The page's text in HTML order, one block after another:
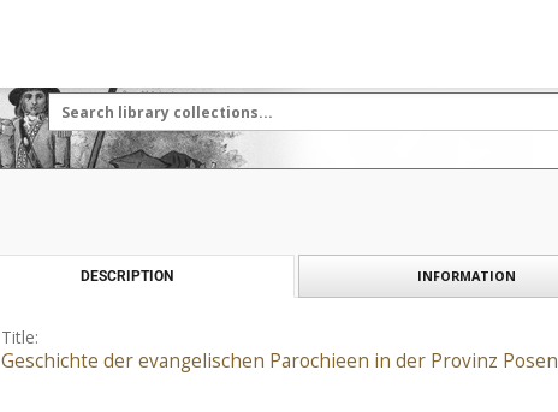
DESCRIPTION INFORMATION
Title:
Geschichte der evangelischen Parochieen in der Provinz Posen